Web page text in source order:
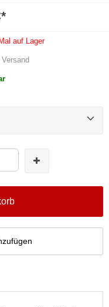
*
auf Lager